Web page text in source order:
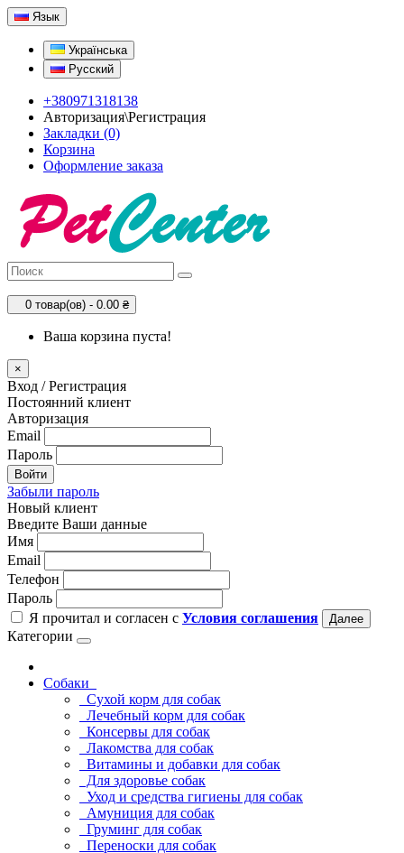
Язык
Українська
Русский
+380971318138
Авторизация\Регистрация
Закладки (0)
Корзина
Оформление заказа
0 товар(ов) - 0.00 ₴
Ваша корзина пуста!
×
Вход / Регистрация
Постоянний клиент
Авторизация
Email
Пароль
Войти
Забыли пароль
Новый клиент
Введите Ваши данные
Имя
Email
Телефон
Пароль
Я прочитал и согласен с Условия соглашения Далее
Категории
Собаки
Сухой корм для собак
Лечебный корм для собак
Консервы для собак
Лакомства для собак
Витамины и добавки для собак
Для здоровье собак
Уход и средства гигиены для собак
Амуниция для собак
Груминг для собак
Переноски для собак